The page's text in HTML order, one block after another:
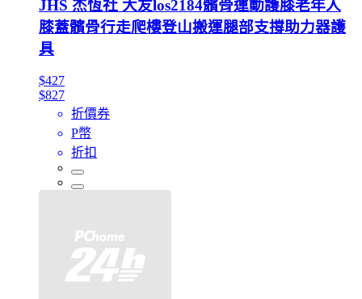
JHS 杰恆社 大友los2184髕骨運動護膝老年人
膝蓋髕骨行走爬樓登山搬運腿部支撐助力器護
具
$427
$827
折價券
P幣
折扣